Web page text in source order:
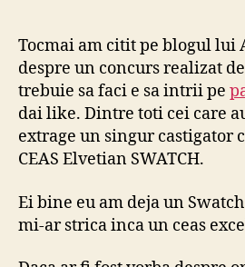
Tocmai am citit pe blogul lui
despre un concurs realizat
trebuie sa faci e sa intrii pe
dai like. Dintre toti cei care
extrage un singur castigator
CEAS Elvetian SWATCH.
Ei bine eu am deja un
mi-ar strica inca un ceas